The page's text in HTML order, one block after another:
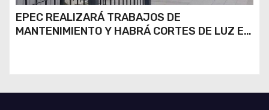
EPEC REALIZARÁ TRABAJOS DE
MANTENIMIENTO Y HABRÁ CORTES DE LUZ EN